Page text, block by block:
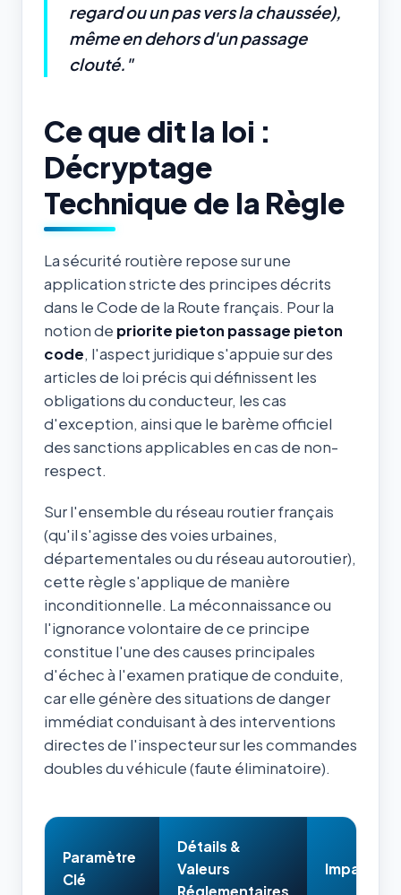
regard ou un pas vers la chaussée),
même en dehors d'un passage
clouté."
Ce que dit la loi :
Décryptage
Technique de la Règle
La sécurité routière repose sur une
application stricte des principes décrits
dans le Code de la Route français. Pour la
notion de priorite pieton passage pieton
code, l'aspect juridique s'appuie sur des
articles de loi précis qui définissent les
obligations du conducteur, les cas
d'exception, ainsi que le barème officiel
des sanctions applicables en cas de non-
respect.
Sur l'ensemble du réseau routier français
(qu'il s'agisse des voies urbaines,
départementales ou du réseau autoroutier),
cette règle s'applique de manière
inconditionnelle. La méconnaissance ou
l'ignorance volontaire de ce principe
constitue l'une des causes principales
d'échec à l'examen pratique de conduite,
car elle génère des situations de danger
immédiat conduisant à des interventions
directes de l'inspecteur sur les commandes
doubles du véhicule (faute éliminatoire).
Paramètre
Clé
Détails &
Valeurs
Réglementaires
Impact &